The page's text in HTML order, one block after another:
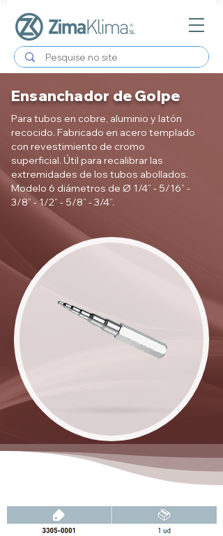
Ensanchador de Golpe
Para tubos en cobre, aluminio y latón
recocido. Fabricado en acero templado
con revestimiento de cromo
superficial. Útil para recalibrar las
extremidades de los tubos abollados.
Modelo 6 diámetros de Ø 1/4” - 5/16” -
3/8” - 1/2” - 5/8” - 3/4”.